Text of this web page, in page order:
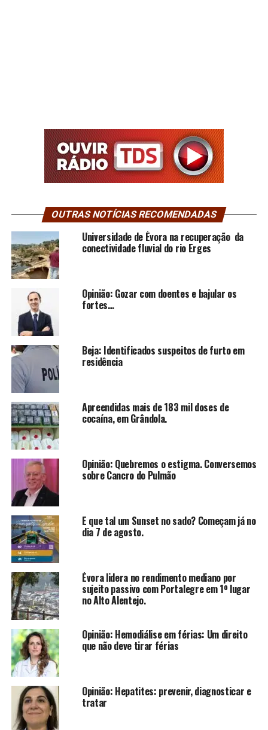
OUTRAS NOTÍCIAS RECOMENDADAS
Universidade de Évora na recuperação da
conectividade fluvial do rio Erges
Opinião: Gozar com doentes e bajular os
fortes…
Beja: Identificados suspeitos de furto em
residência
Apreendidas mais de 183 mil doses de
cocaína, em Grândola.
Opinião: Quebremos o estigma. Conversemos
sobre Cancro do Pulmão
E que tal um Sunset no sado? Começam já no
dia 7 de agosto.
Évora lidera no rendimento mediano por
sujeito passivo com Portalegre em 1º lugar
no Alto Alentejo.
Opinião: Hemodiálise em férias: Um direito
que não deve tirar férias
Opinião: Hepatites: prevenir, diagnosticar e
tratar